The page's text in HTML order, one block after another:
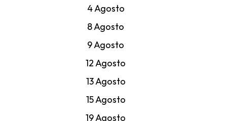
4 Agosto
8 Agosto
9 Agosto
12 Agosto
13 Agosto
15 Agosto
19 Agosto